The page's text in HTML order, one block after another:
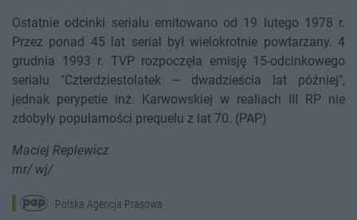
Ostatnie odcinki serialu emitowano od 19 lutego 1978 r.
Przez ponad 45 lat serial był wielokrotnie powtarzany. 4
grudnia 1993 r. TVP rozpoczęła emisję 15-odcinkowego
serialu "Czterdziestolatek – dwadzieścia lat później",
jednak perypetie inż. Karwowskiej w realiach III RP nie
zdobyły popularności prequelu z lat 70. (PAP)
Maciej Replewicz
mr/ wj/
Polska Agencja Prasowa